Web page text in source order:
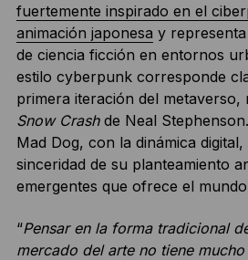
fuertemente inspirado en el
animación japonesa y
de ciencia ficción en entornos
estilo cyberpunk corresponde
primera iteración del metaverso,
Snow Crashde Neal
Mad Dog, con la dinámica
sinceridad de su planteamiento
emergentes que ofrece el mundo
“Pensar en la forma tradicional
mercado del arte no tiene